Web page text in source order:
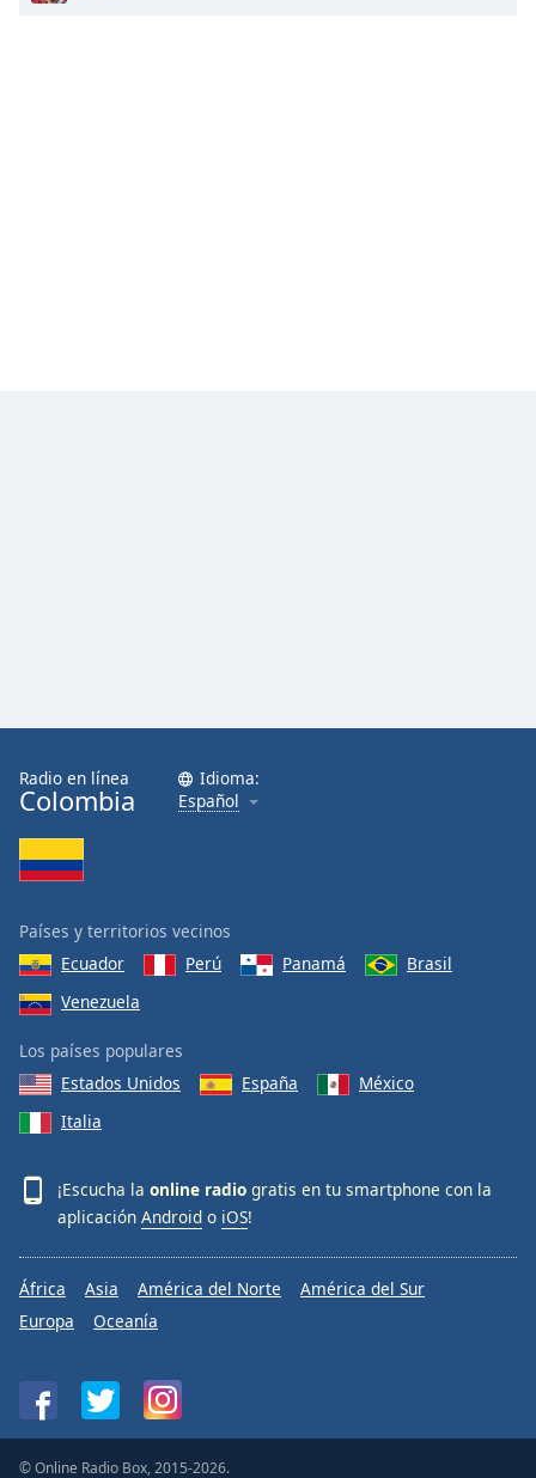
Radio en línea
Colombia
Idioma:
Español
Países y territorios vecinos
Ecuador
Perú Panamá
Brasil
Venezuela
Los países populares
Estados Unidos
España
México
Italia
¡Escucha la online radio gratis en tu smartphone con la
aplicación Android o iOS!
África Asia América del Norte
América del Sur
Europa
Oceanía
© Online Radio Box, 2015-2026.